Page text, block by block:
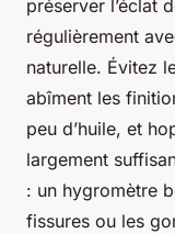
préserver l’éclat
régulièrement
naturelle. Évitez
abîment les
peu d’huile, et
largement
: un hygromètre
fissures ou les